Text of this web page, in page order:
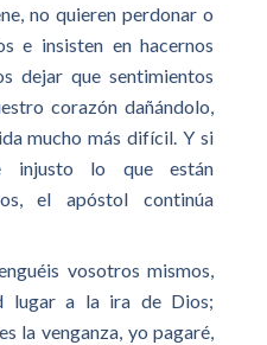
no quieren perdonar o
e insisten en hacernos
dejar que sentimientos
corazón dañándolo,
mucho más difícil. Y si
injusto lo que están
el apóstol continúa
vosotros mismos,
lugar a la ira de Dios;
la venganza, yo pagaré,